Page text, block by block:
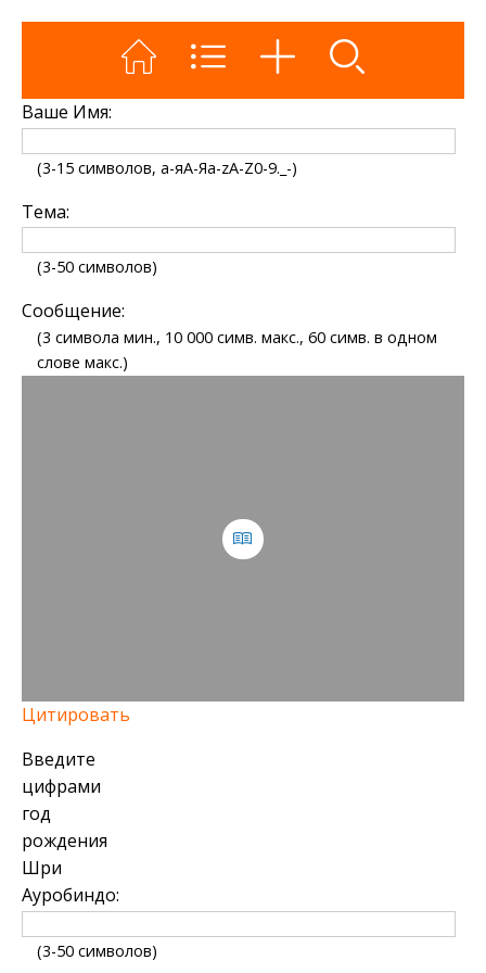
Ваше Имя:
(3-15 символов, а-яА-Яa-zA-Z0-9._-)
Тема:
(3-50 символов)
Сообщение:
(3 символа мин., 10 000 симв. макс., 60 симв. в одном
слове макс.)
Цитировать
Введите
цифрами
год
рождения
Шри
Ауробиндо:
(3-50 символов)